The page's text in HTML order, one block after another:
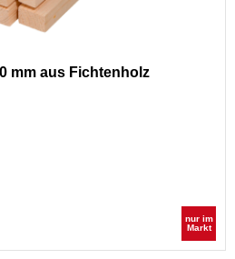
mm aus Fichtenholz
nur im
Markt